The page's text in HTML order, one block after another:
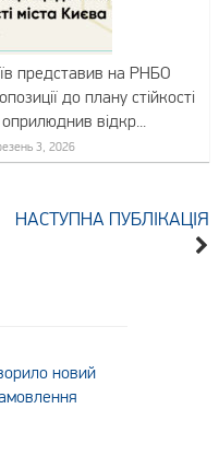
представив на РНБО
до плану стійкості
відкр...
3, 2026
НАСТУПНА ПУБЛІКАЦІЯ
новий